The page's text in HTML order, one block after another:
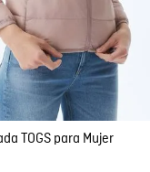
rápida
AL CARRITO
L
XS
TOGS para Mujer